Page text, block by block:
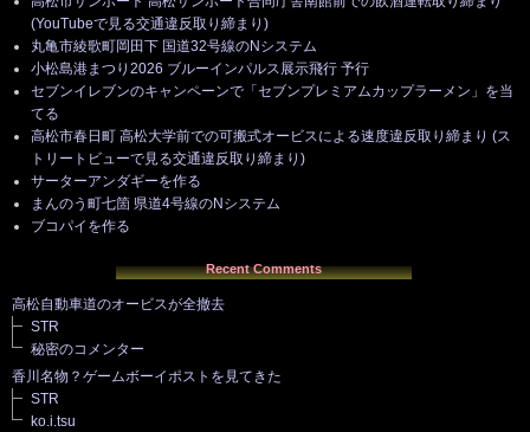
(YouTubeで見る交通違反取り締まり)
丸亀市綾歌町岡田下 国道32号線のNシステム
小松島港まつり2026 ブルーインパルス展示飛行 予行
セブンイレブンのキャンペーンで「セブンプレミアムカップラーメン」を当
てる
高松市春日町 高松大学前での可搬式オービスによる速度違反取り締まり (ス
トリートビューで見る交通違反取り締まり)
サーターアンダギーを作る
まんのう町七箇 県道4号線のNシステム
ブコパイを作る
Recent Comments
高松自動車道のオービスが全撤去
STR
秘密のコメンター
香川名物？ゲームボーイポストを見てきた
STR
ko.i.tsu